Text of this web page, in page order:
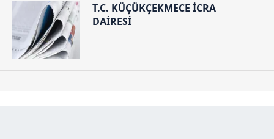
T.C. KÜÇÜKÇEKMECE İCRA
DAİRESİ